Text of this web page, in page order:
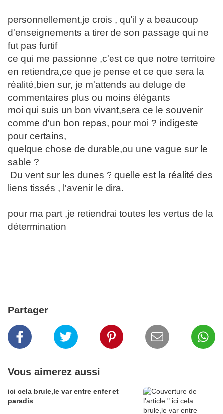
personnellement,je crois , qu'il y a beaucoup
d'enseignements a tirer de son passage qui ne
fut pas furtif
ce qui me passionne ,c'est ce que notre territoire
en retiendra,ce que je pense et ce que sera la
réalité,bien sur, je m'attends au deluge de
commentaires plus ou moins élégants
moi qui suis un bon vivant,sera ce le souvenir
comme d'un bon repas, pour moi ? indigeste
pour certains,
quelque chose de durable,ou une vague sur le
sable ?
Du vent sur les dunes ? quelle est la réalité des
liens tissés , l'avenir le dira.
pour ma part ,je retiendrai toutes les vertus de la
détermination
Partager
Vous aimerez aussi
ici cela brule,le var entre enfer et
paradis